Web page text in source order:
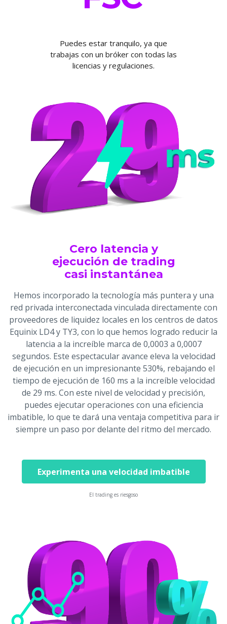
Puedes estar tranquilo, ya que
trabajas con un bróker con todas las
licencias y regulaciones.
Cero latencia y
ejecución de trading
casi instantánea
Hemos incorporado la tecnología más puntera y una
red privada interconectada vinculada directamente con
proveedores de liquidez locales en los centros de datos
Equinix LD4 y TY3, con lo que hemos logrado reducir la
latencia a la increíble marca de 0,0003 a 0,0007
segundos. Este espectacular avance eleva la velocidad
de ejecución en un impresionante 530%, rebajando el
tiempo de ejecución de 160 ms a la increíble velocidad
de 29 ms. Con este nivel de velocidad y precisión,
puedes ejecutar operaciones con una eficiencia
imbatible, lo que te dará una ventaja competitiva para ir
siempre un paso por delante del ritmo del mercado.
Experimenta una velocidad imbatible
El trading es riesgoso